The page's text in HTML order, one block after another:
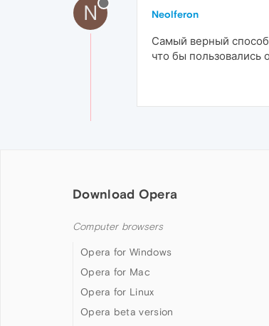
N Neolferon
Самый верный способ
что бы пользовались
Download Opera
Computer browsers
Opera for Windows
Opera for Mac
Opera for Linux
Opera beta version